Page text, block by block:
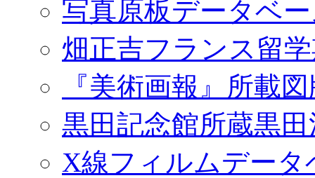
写真原板データベ
畑正吉フランス留
『美術画報』所載
黒田記念館所蔵黒
X線フィルムデータ